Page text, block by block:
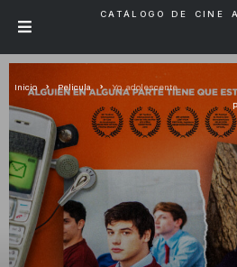
CATÁLOGO DE CINE
Inicio Pelicula Yo, adolescente